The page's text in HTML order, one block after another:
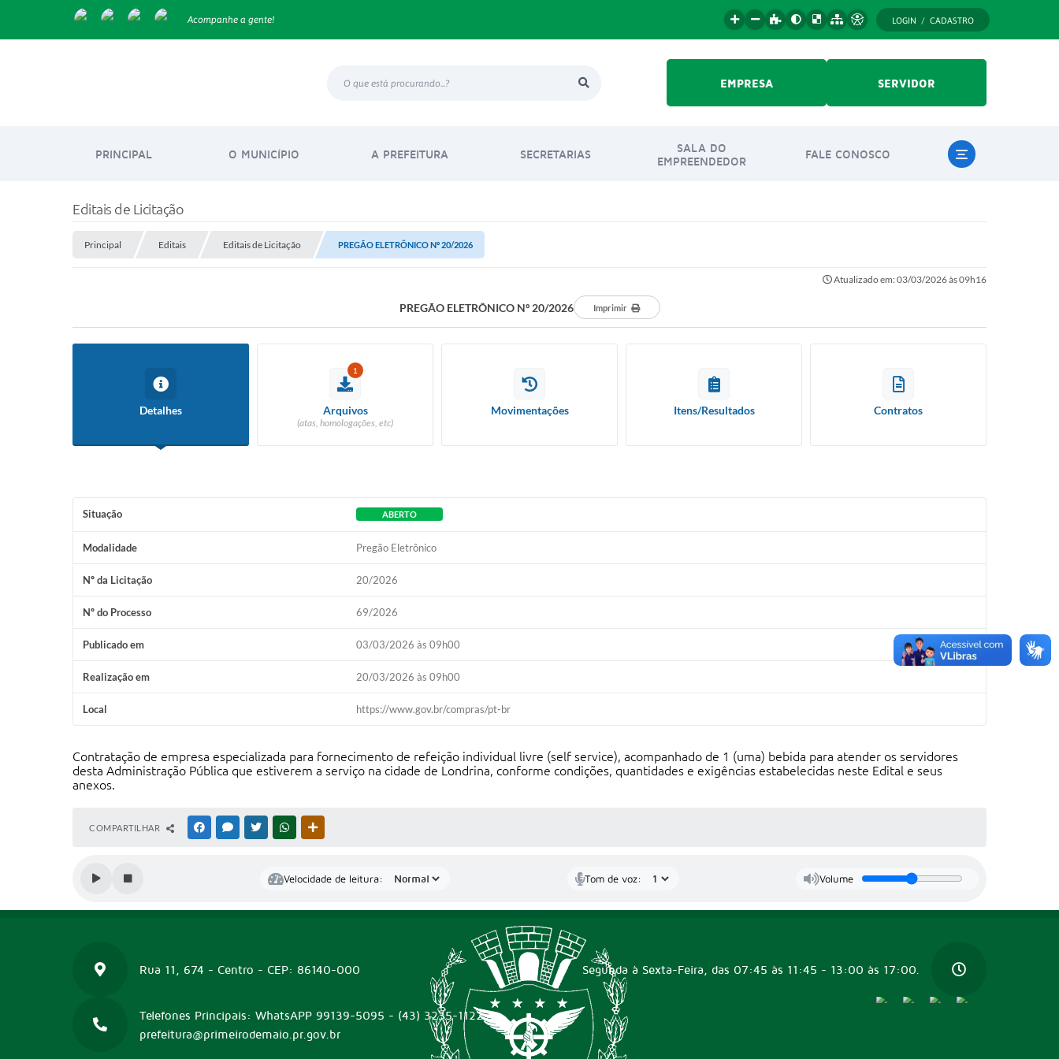
LOGIN / CADASTRO
Acompanhe a gente!
EMPRESA SERVIDOR
PRINCIPAL O MUNICÍPIO A PREFEITURA SECRETARIAS
SALA DO
EMPREENDEDOR
FALE CONOSCO
Editais de Licitação
Principal Editais Editais de Licitação PREGÃO ELETRÔNICO Nº 20/2026
Atualizado em: 03/03/2026 às 09h16
PREGÃO ELETRÔNICO Nº 20/2026 Imprimir
Detalhes
1
Arquivos
(atas, homologações, etc)
Movimentações Itens/Resultados Contratos
Situação ABERTO
Modalidade Pregão Eletrônico
Nº da Licitação 20/2026
Nº do Processo 69/2026
Publicado em 03/03/2026 às 09h00
Realização em 20/03/2026 às 09h00
Local https://www.gov.br/compras/pt-br
Contratação de empresa especializada para fornecimento de refeição individual livre (self service), acompanhado de 1 (uma) bebida para atender os servidores
desta Administração Pública que estiverem a serviço na cidade de Londrina, conforme condições, quantidades e exigências estabelecidas neste Edital e seus
anexos.
COMPARTILHAR FACEBOOKMESSENGER
TWITTERWHATSAPP
Velocidade de leitura: Tom de voz: Volume
Rua 11, 674 - Centro - CEP: 86140-000 Segunda à Sexta-Feira, das 07:45 às 11:45 - 13:00 às 17:00.
Telefones Principais: WhatsAPP 99139-5095 - (43) 3235-1122
prefeitura@primeirodemaio.pr.gov.br